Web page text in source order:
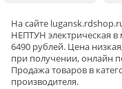
На сайте lugansk
НЕПТУН электрическая
6490 рублей. Цена
при получении, онлайн
Продажа товаров в
производителя.